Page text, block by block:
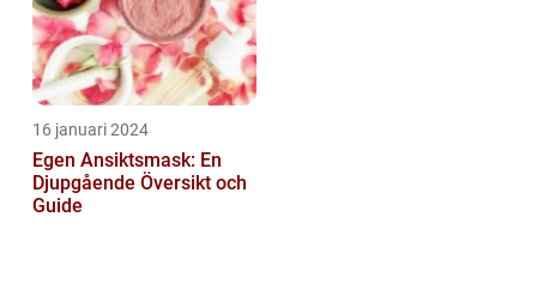
16 januari 2024
Egen Ansiktsmask: En
Djupgående Översikt och
Guide